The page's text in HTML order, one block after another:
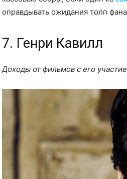
оправдывать ожидания толп
7. Генри Кавилл
Доходы от фильмов с его